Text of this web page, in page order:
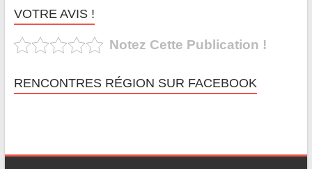
VOTRE AVIS !
Notez Cette Publication !
RENCONTRES RÉGION SUR FACEBOOK